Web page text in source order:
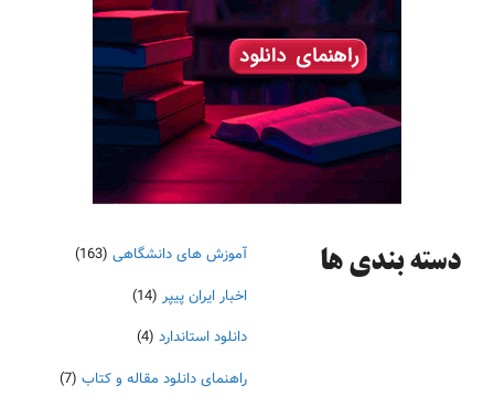
دسته‌ بندی ها آموزش های دانشگاهی (163)
اخبار ایران پیپر (14)
دانلود استاندارد (4)
راهنمای دانلود مقاله و کتاب (7)